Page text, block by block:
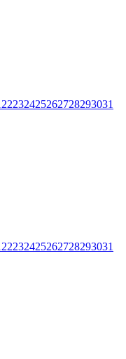
22232425262728293031
22232425262728293031